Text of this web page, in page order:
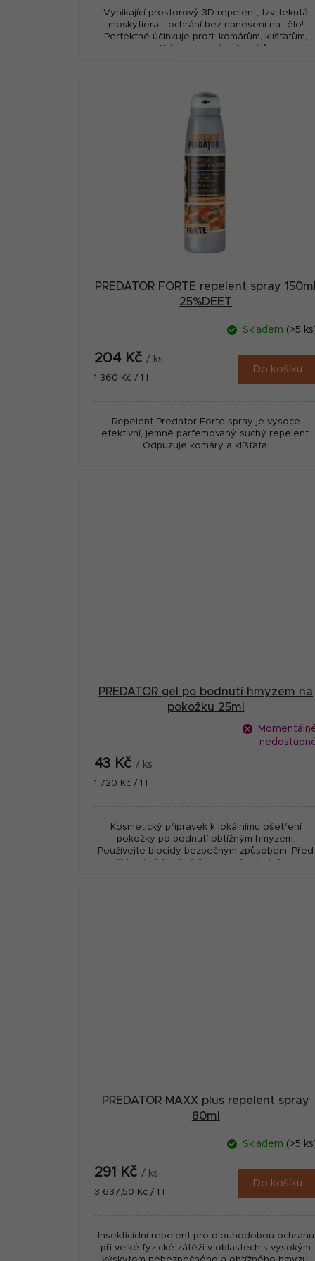
Vynikající prostorový 3D repelent, tzv. tekutá
moskytiera - ochrání bez nanesení na tělo!
Perfektně účinkuje proti: komárům, klíšťatům,
PREDATOR FORTE repelent spray 150ml
25%DEET
Skladem (>5
204 Kč / ks
Měrná
1 360 Kč / 1 l
Do košíku
Repelent Predator Forte spray je vysoce
efektivní, jemně parfemovaný, suchý repelent.
Odpuzuje komáry a klíšťata.
PREDATOR gel po bodnutí hmyzem na
pokožku 25ml
43 Kč / ks
Měrná
1 720 Kč / 1 l
Kosmetický přípravek k lokálnímu ošetření
pokožky po bodnutí obtížným hmyzem.
Používejte biocidy bezpečným způsobem. Před
PREDATOR MAXX plus repelent spray
80ml
Skladem (>5
291 Kč / ks
Měrná
3 637,50 Kč / 1 l
Do košíku
Insekticidní repelent pro dlouhodobou ochranu
při velké fyzické zátěži v oblastech s vysokým